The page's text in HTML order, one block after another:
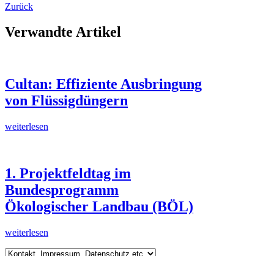
Zurück
Verwandte Artikel
Cultan: Effiziente Ausbringung
von Flüssigdüngern
weiterlesen
1. Projektfeldtag im
Bundesprogramm
Ökologischer Landbau (BÖL)
weiterlesen